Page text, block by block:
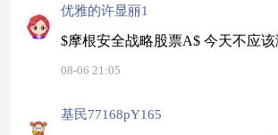
优雅的许显丽1
$摩根安全战略股票A$ 今天不应该
08-06 21:05
基民77168pY165